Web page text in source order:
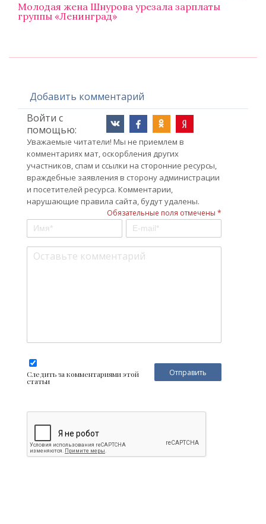
Молодая жена Шнурова урезала зарплаты
группы «Ленинград»
Добавить комментарий
Войти с
помощью:
Уважаемые читатели! Мы не приемлем в
комментариях мат, оскорбления других
участников, спам и ссылки на сторонние ресурсы,
враждебные заявления в сторону администрации
и посетителей ресурса. Комментарии,
нарушающие правила сайта, будут удалены.
Обязательные поля отмечены *
Следить за комментариями этой
статьи